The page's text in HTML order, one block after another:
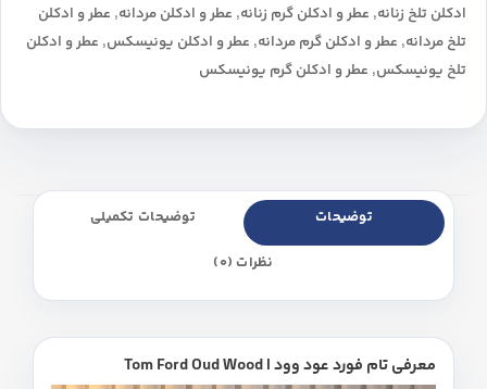
ادکلن تلخ زنانه, عطر و ادکلن گرم زنانه, عطر و ادکلن مردانه, عطر و ادکلن
تلخ مردانه, عطر و ادکلن گرم مردانه, عطر و ادکلن یونیسکس, عطر و ادکلن
تلخ یونیسکس, عطر و ادکلن گرم یونیسکس
توضیحات توضیحات تکمیلی
نظرات (0)
معرفی تام فورد عود وود | Tom Ford Oud Wood